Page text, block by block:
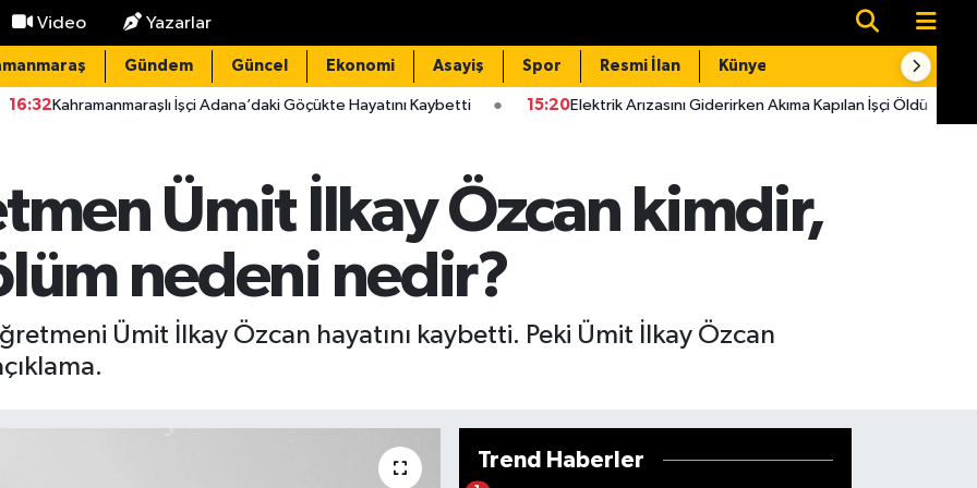
Video Yazarlar
Gündem Güncel Ekonomi Asayiş Spor Resmi İlan Künye
İşçi Adana’daki Göçükte Hayatını Kaybetti 15:20Elektrik Arızasını Giderirken Akıma Kapılan İşçi Öldü 15:14
Ümit İlkay Özcan kimdir,
nedeni nedir?
Ümit İlkay Özcan hayatını kaybetti. Peki Ümit İlkay Özcan
Trend Haberler